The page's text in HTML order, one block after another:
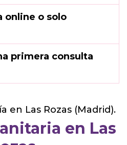
online o solo
primera consulta
en Las Rozas (Madrid).
en Las